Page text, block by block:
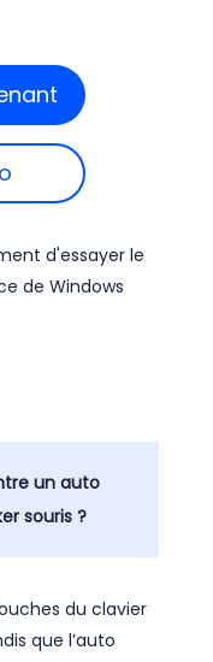
d'essayer le
de Windows
un auto
souris ?
du clavier
que l’auto